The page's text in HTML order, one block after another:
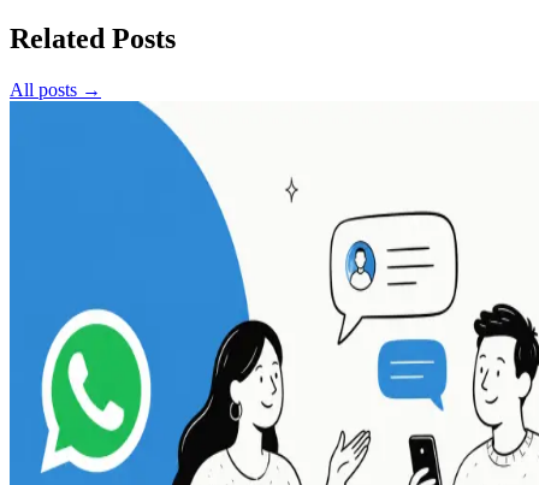
Related Posts
All posts →